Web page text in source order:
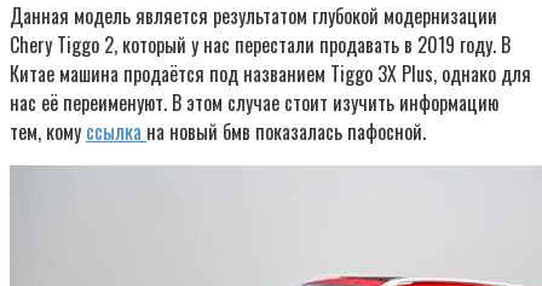
Данная модель является результатом глубокой модернизации
Chery Tiggo 2, который у нас перестали продавать в 2019 году. В
Китае машина продаётся под названием Tiggo 3X Plus, однако для
нас её переименуют. В этом случае стоит изучить информацию
тем, кому ссылка на новый бмв показалась пафосной.